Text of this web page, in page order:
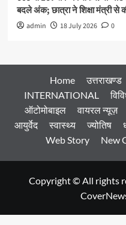
बदले अंक; छात्रा ने शिक्षा मंत्री से
admin 18 July 2026 0
Home उत्तराखण्ड
INTERNATIONAL
ऑटोमोबाइल
वायरल न्यूज़
आयुर्वेद
स्वास्थ्य ज्योतिष
Web Story
New
Copyright © All rights